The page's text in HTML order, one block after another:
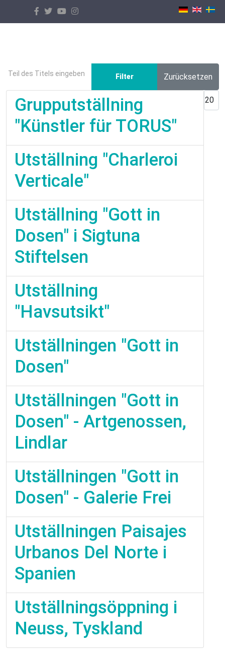
Select your language
Teil des Titels eingeben
Filter
Zurücksetzen
Grupputställning
"Künstler für TORUS"
Utställning "Charleroi
Verticale"
Utställning "Gott in
Dosen" i Sigtuna
Stiftelsen
Utställning
"Havsutsikt"
Utställningen "Gott in
Dosen"
Utställningen "Gott in
Dosen" - Artgenossen,
Lindlar
Utställningen "Gott in
Dosen" - Galerie Frei
Utställningen Paisajes
Urbanos Del Norte i
Spanien
Utställningsöppning i
Neuss, Tyskland